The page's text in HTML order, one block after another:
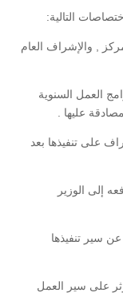
, والإشراف العام
العمل السنوية
عليها .
على تنفيذها بعد
إلى الوزير
سير تنفيذها
على سير العمل